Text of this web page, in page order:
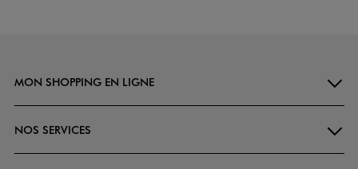
MON SHOPPING EN LIGNE
NOS SERVICES